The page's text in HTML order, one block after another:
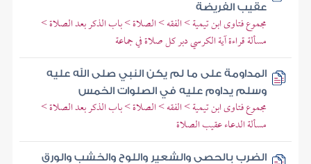
عقيب الفريضة
مجموع فتاوى ابن تيمية > الفقه > الصلاة > باب الذكر بعد الصلاة >
مسألة قراءة آية الكرسي دبر كل صلاة في جماعة
المداومة على ما لم يكن النبي صلى الله عليه
وسلم يداوم عليه في الصلوات الخمس
مجموع فتاوى ابن تيمية > الفقه > الصلاة > باب الذكر بعد الصلاة >
مسألة الدعاء عقيب الصلاة
الضرب بالحصى والشعير واللوح والخشب والورق